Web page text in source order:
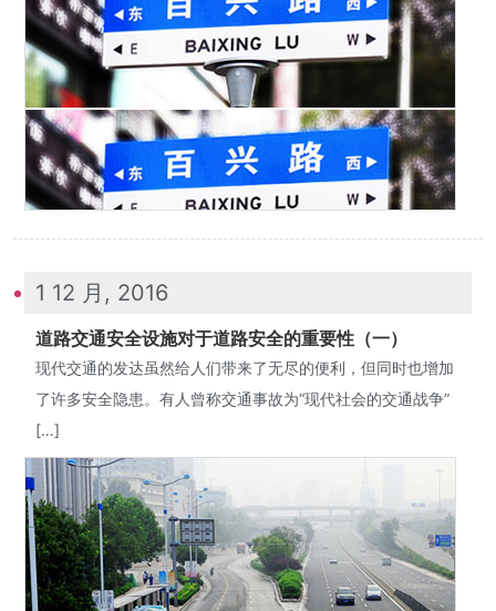
1 12 月, 2016
道路交通安全设施对于道路安全的重要性（一）
现代交通的发达虽然给人们带来了无尽的便利，但同时也增加
了许多安全隐患。有人曾称交通事故为“现代社会的交通战争”
[…]